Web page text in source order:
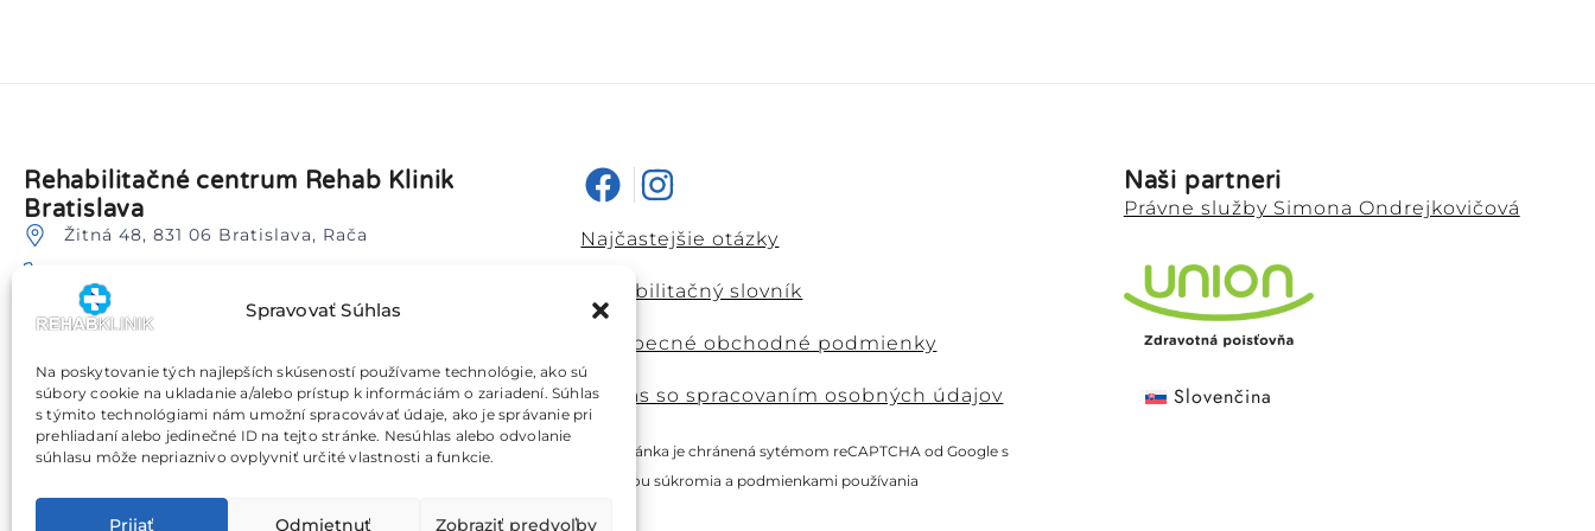
Spravovať Súhlas
Na poskytovanie tých najlepších skúseností používame technológie, ako sú
súbory cookie na ukladanie a/alebo prístup k informáciám o zariadení. Súhlas
s týmito technológiami nám umožní spracovávať údaje, ako je správanie pri
prehliadaní alebo jedinečné ID na tejto stránke. Nesúhlas alebo odvolanie
súhlasu môže nepriaznivo ovplyvniť určité vlastnosti a funkcie.
Prijať Odmietnuť Zobraziť predvoľby
Rehabilitačné centrum Rehab Klinik
Bratislava
Žitná 48, 831 06 Bratislava, Rača
info@rehabklinik.sk
Blízka dostupnosť lokalít: Bratislava Nové Mesto,
Pezinok a okolie.
Dostupné termíny
Príjemné rodinné prostredie
Najčastejšie otázky
Rehabilitačný slovník
Všeobecné obchodné podmienky
Súhlas so spracovaním osobných údajov
Táto stránka je chránená sytémom reCAPTCHA od Google s
ochranou súkromia a podmienkami používania
Naši partneri
Právne služby Simona Ondrejkovičová
Slovenčina